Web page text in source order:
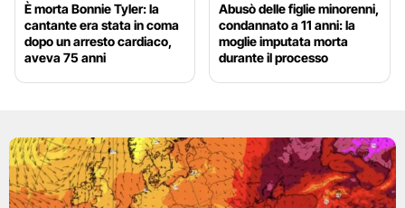
È morta Bonnie Tyler: la
cantante era stata in coma
dopo un arresto cardiaco,
aveva 75 anni
Abusò delle figlie minorenni,
condannato a 11 anni: la
moglie imputata morta
durante il processo